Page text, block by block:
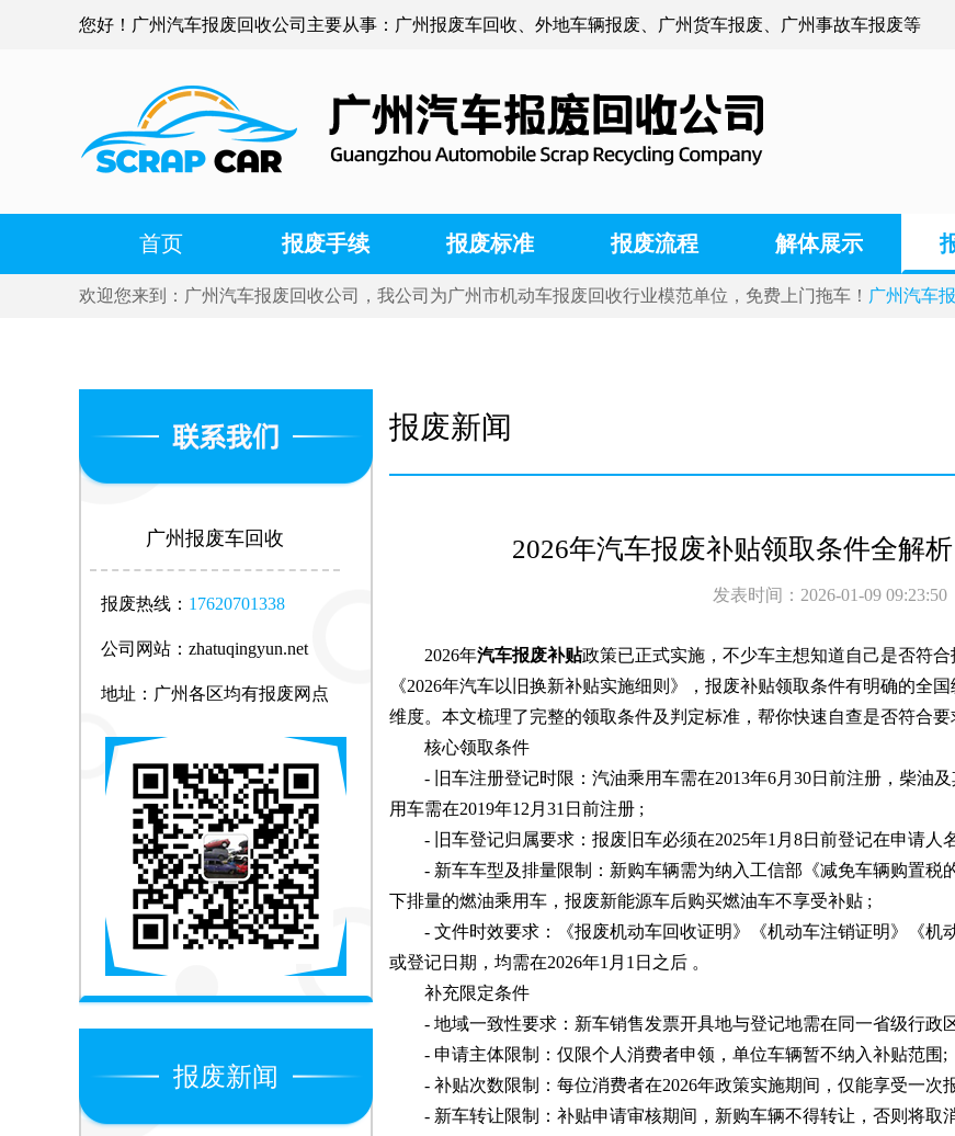
您好！广州汽车报废回收公司主要从事：广州报废车回收、外地车辆报废、广州货车报废、广州事故车报废等
首页 报废手续 报废标准 报废流程 解体展示
欢迎您来到：广州汽车报废回收公司，我公司为广州市机动车报废回收行业模范单位，免费上门拖车！ 广州汽车
广州报废车回收
报废热线： 17620701338
公司网站：zhatuqingyun.net
地址：广州各区均有报废网点
报废新闻
报废新闻
2026年汽车报废补贴领取条件全解
发表时间：2026-01-09
2026年汽车报废补贴政策已正式实施，不少车主想知道自己是否符
《2026年汽车以旧换新补贴实施细则》，报废补贴领取条件有明确的全
维度。本文梳理了完整的领取条件及判定标准，帮你快速自查是否符合要
核心领取条件
- 旧车注册登记时限：汽油乘用车需在2013年6月30日前注册，柴油及
用车需在2019年12月31日前注册 ;
- 旧车登记归属要求：报废旧车必须在2025年1月8日前登记在申请人
- 新车车型及排量限制：新购车辆需为纳入工信部《减免车辆购置税
下排量的燃油乘用车，报废新能源车后购买燃油车不享受补贴 ;
- 文件时效要求：《报废机动车回收证明》《机动车注销证明》《机
或登记日期，均需在2026年1月1日之后 。
补充限定条件
- 地域一致性要求：新车销售发票开具地与登记地需在同一省级行政
- 申请主体限制：仅限个人消费者申领，单位车辆暂不纳入补贴范围;
- 补贴次数限制：每位消费者在2026年政策实施期间，仅能享受一次
- 新车转让限制：补贴申请审核期间，新购车辆不得转让，否则将取消